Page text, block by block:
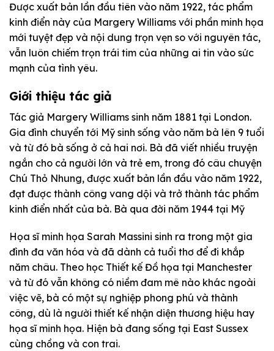
Được xuất bản lần đầu tiên vào năm 1922, tác phẩm
kinh điển này của Margery Williams với phần minh họa
mới tuyệt đẹp và nội dung trọn vẹn so với nguyên tác,
vẫn luôn chiếm trọn trái tim của những ai tin vào sức
mạnh của tình yêu.
Giới thiệu tác giả
Tác giả Margery Williams sinh năm 1881 tại London.
Gia đình chuyển tới Mỹ sinh sống vào năm bà lên 9 tuổi
và từ đó bà sống ở cả hai nơi. Bà đã viết nhiều truyện
ngắn cho cả người lớn và trẻ em, trong đó câu chuyện
Chú Thỏ Nhung, được xuất bản lần đầu vào năm 1922,
đạt được thành công vang dội và trở thành tác phẩm
kinh điển nhất của bà. Bà qua đời năm 1944 tại Mỹ
Họa sĩ minh họa Sarah Massini sinh ra trong một gia
đình đa văn hóa và đã dành cả tuổi thơ để đi khắp
năm châu. Theo học Thiết kế Đồ họa tại Manchester
và từ đó vẫn không có niềm đam mê nào khác ngoài
việc vẽ, bà có một sự nghiệp phong phú và thành
công, dù là người thiết kế nhận diện thương hiệu hay
họa sĩ minh họa. Hiện bà đang sống tại East Sussex
cùng chồng và con trai.